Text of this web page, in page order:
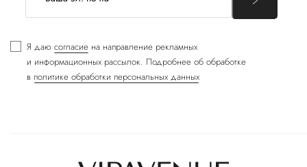
Я даю согласие на направление рекламных
и информационных рассылок. Подробнее об обработке
в политике обработки персональных данных